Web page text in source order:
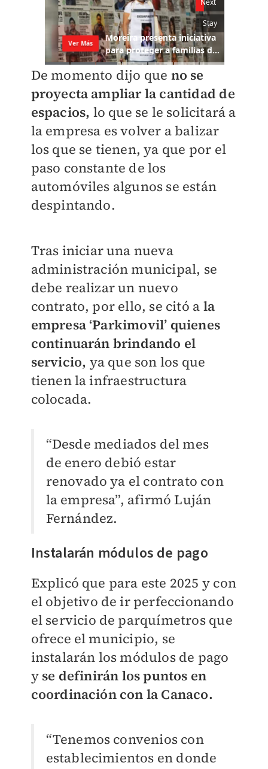
De momento dijo que no se
proyecta ampliar la cantidad de
espacios, lo que se le solicitará a
la empresa es volver a balizar
los que se tienen, ya que por el
paso constante de los
automóviles algunos se están
despintando.
Tras iniciar una nueva
administración municipal, se
debe realizar un nuevo
contrato, por ello, se citó a la
empresa ‘Parkimovil’ quienes
continuarán brindando el
servicio, ya que son los que
tienen la infraestructura
colocada.
“Desde mediados del mes
de enero debió estar
renovado ya el contrato con
la empresa”, afirmó Luján
Fernández.
Instalarán módulos de pago
Explicó que para este 2025 y con
el objetivo de ir perfeccionando
el servicio de parquímetros que
ofrece el municipio, se
instalarán los módulos de pago
y se definirán los puntos en
coordinación con la Canaco.
“Tenemos convenios con
establecimientos en donde